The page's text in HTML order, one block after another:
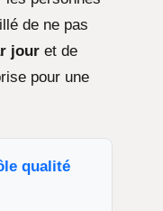
de ne pas
jour et de
pour une
qualité